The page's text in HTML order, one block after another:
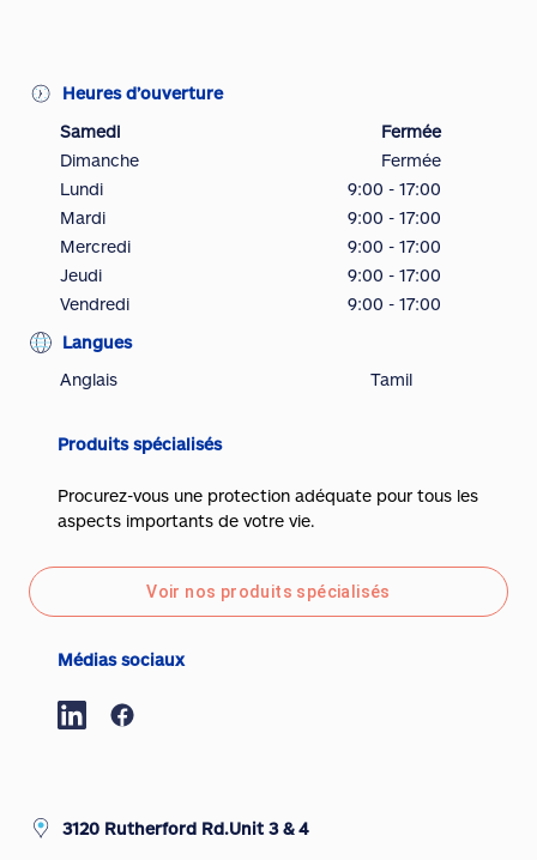
Heures d’ouverture
Samedi
Fermée
Dimanche
Fermée
Lundi
9:00 - 17:00
Mardi
9:00 - 17:00
Mercredi
9:00 - 17:00
Jeudi
9:00 - 17:00
Vendredi
9:00 - 17:00
Langues
Anglais
Tamil
Produits spécialisés
Procurez-vous une protection adéquate pour tous les
aspects importants de votre vie.
Voir nos produits spécialisés
Médias sociaux
3120 Rutherford Rd.Unit 3 & 4